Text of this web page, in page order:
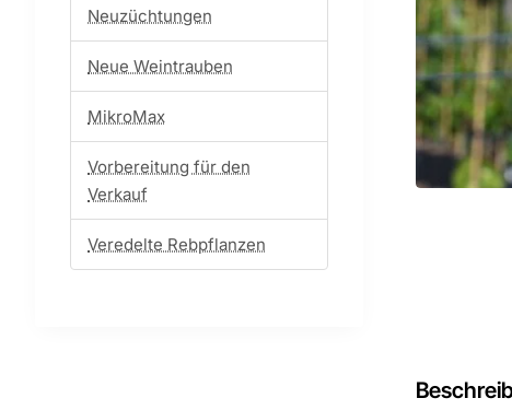
Neuzüchtungen
Neue Weintrauben
MikroMax
Vorbereitung für den
Verkauf
Veredelte Rebpflanzen